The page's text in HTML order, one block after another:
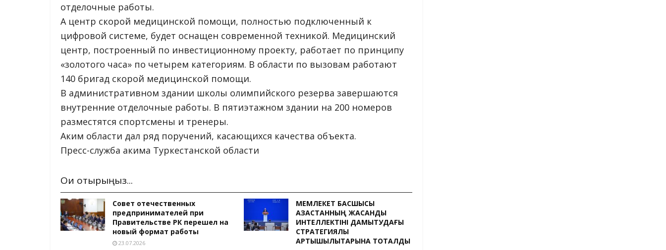
отделочные работы.
А центр скорой медицинской помощи, полностью подключенный к
цифровой системе, будет оснащен современной техникой. Медицинский
центр, построенный по инвестиционному проекту, работает по принципу
«золотого часа» по четырем категориям. В области по вызовам работают
140 бригад скорой медицинской помощи.
В административном здании школы олимпийского резерва завершаются
внутренние отделочные работы. В пятиэтажном здании на 200 номеров
разместятся спортсмены и тренеры.
Аким области дал ряд поручений, касающихся качества объекта.
Пресс-служба акима Туркестанской области
Оқи отырыңыз...
Совет отечественных
предпринимателей при
Правительстве РК перешел на
новый формат работы
23.07.2026
МЕМЛЕКЕТ БАСШЫСЫ
ҚАЗАҚСТАННЫҢ ЖАСАНДЫ
ИНТЕЛЛЕКТІНІ ДАМЫТУДАҒЫ
СТРАТЕГИЯЛЫҚ
АРТЫҚШЫЛЫҚТАРЫНА ТОҚТАЛДЫ